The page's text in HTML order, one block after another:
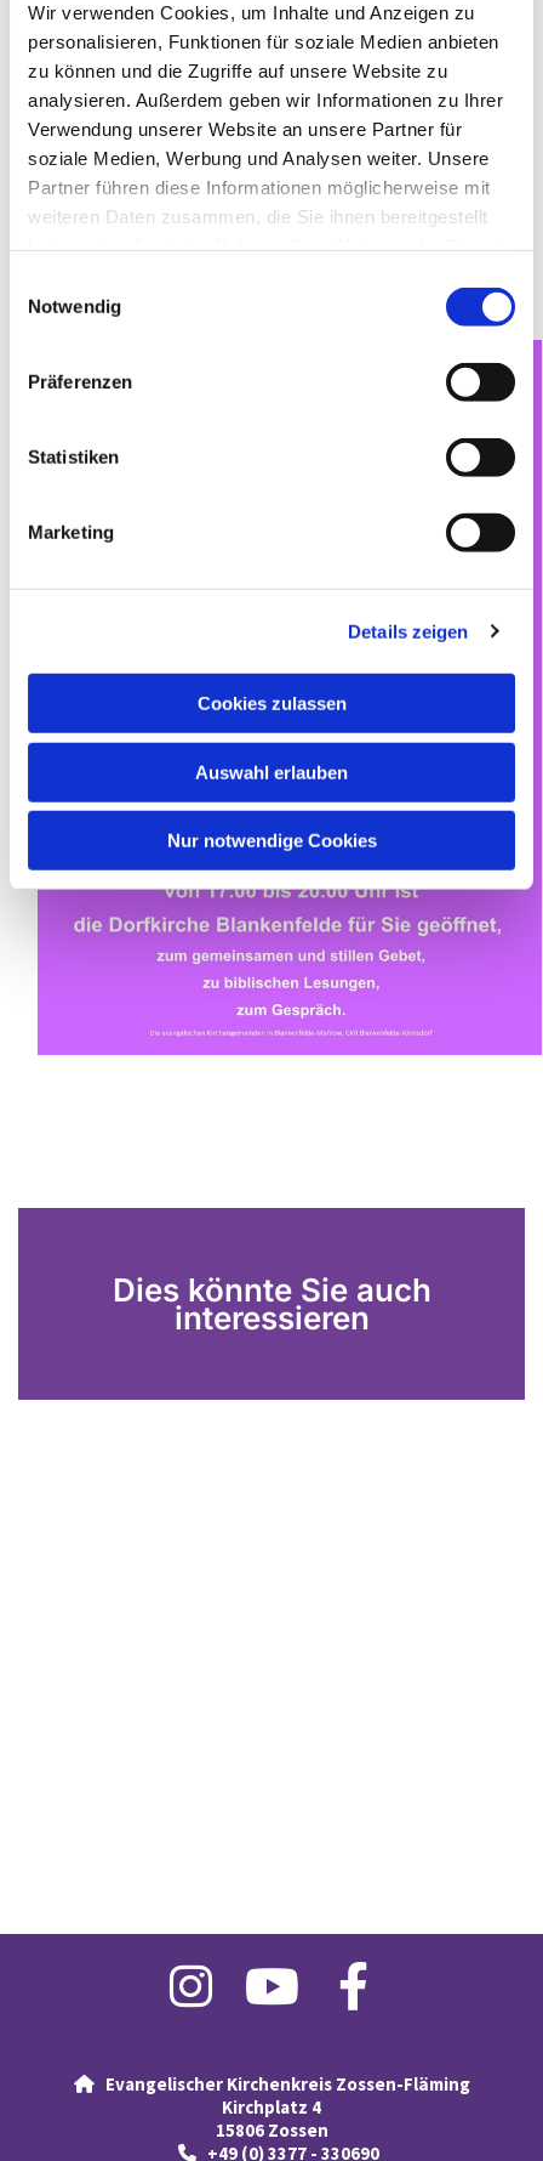
Wir verwenden Cookies, um Inhalte und Anzeigen zu
personalisieren, Funktionen für soziale Medien anbieten
zu können und die Zugriffe auf unsere Website zu
analysieren. Außerdem geben wir Informationen zu Ihrer
Verwendung unserer Website an unsere Partner für
soziale Medien, Werbung und Analysen weiter. Unsere
Partner führen diese Informationen möglicherweise mit
weiteren Daten zusammen, die Sie ihnen bereitgestellt
Notwendig
Präferenzen
Statistiken
Marketing
Details zeigen
Cookies zulassen
Auswahl erlauben
Nur notwendige Cookies
Glasow-Mahlow und Rangsdorf haben aus diesem
Anlass eine Pressemitteilung veröffentlicht.Den
vollen Wortlaut finden Sie hier.
In der darauffolgenden Woche, vom 15. bis 21.6.
plant die Kommune Blankenfelde-Mahlow unter
Mitwirkung der Kirchengemeinden weitere
Veranstaltungen. Die Aktionswoche für
Demokratie und Vielfaltendet mit einem weiteren
(21.6., 10.30 - 11.30 Uhr).
Dies könnte Sie auch
interessieren
Evangelischer Kirchenkreis Zossen-Fläming
Kirchplatz 4
15806 Zossen
 +49 (0) 3377 - 330690